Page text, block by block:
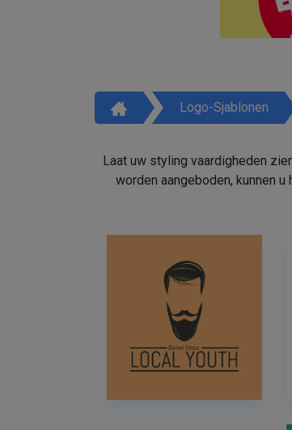
Logo-Sjablonen
Laat uw styling vaardigheden
worden aangeboden, kunnen